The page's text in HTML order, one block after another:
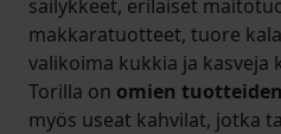
säilykkeet, erilaiset
makkaratuotteet, tuore
valikoima kukkia ja kasveja
Torilla on omien
myös useat kahvilat, jotka